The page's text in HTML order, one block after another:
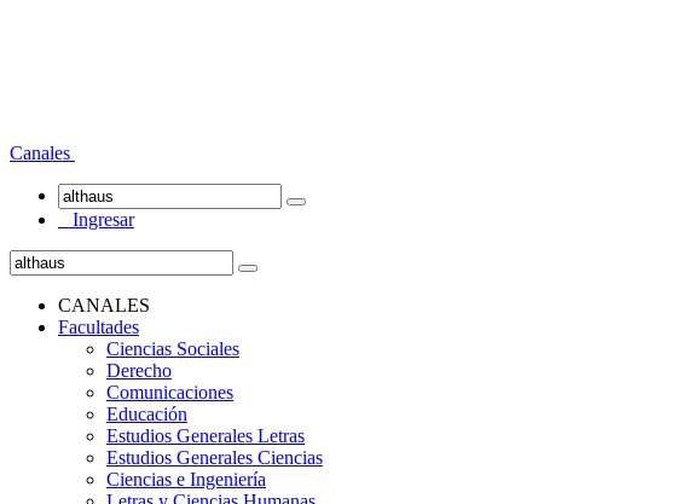
Canales
Ingresar
CANALES
Facultades
Ciencias Sociales
Derecho
Comunicaciones
Educación
Estudios Generales Letras
Estudios Generales Ciencias
Ciencias e Ingeniería